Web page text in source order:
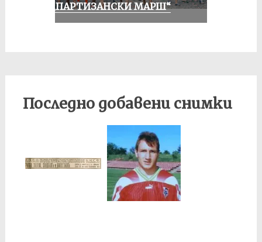
ОТ „ПАРТИЗАНСКИ МАРШ“
Последно добавени снимки